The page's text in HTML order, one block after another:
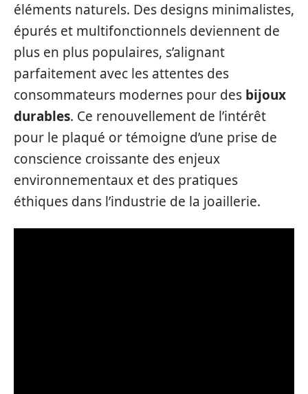
éléments naturels. Des designs minimalistes,
épurés et multifonctionnels deviennent de
plus en plus populaires, s’alignant
parfaitement avec les attentes des
consommateurs modernes pour des bijoux
durables. Ce renouvellement de l’intérêt
pour le plaqué or témoigne d’une prise de
conscience croissante des enjeux
environnementaux et des pratiques
éthiques dans l’industrie de la joaillerie.